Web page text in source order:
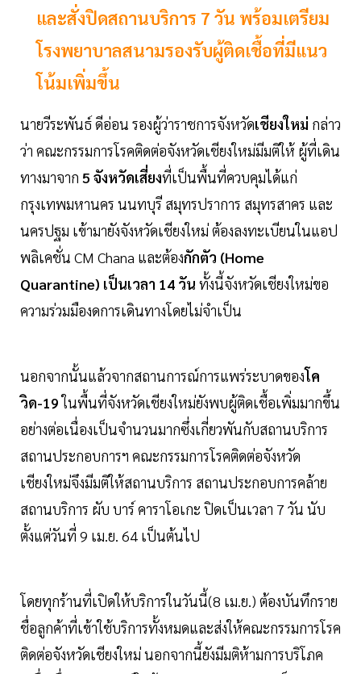
และสั่งปิดสถานบริการ 7 วัน พร้อมเตรียม
โรงพยาบาลสนามรองรับผู้ติดเชื้อที่มีแนว
โน้มเพิ่มขึ้น
นายวีระพันธ์ ดีอ่อน รองผู้ว่าราชการจังหวัดเชียงใหม่ กล่าว
ว่า คณะกรรมการโรคติดต่อจังหวัดเชียงใหม่มีมติให้ ผู้ที่เดิน
ทางมาจาก 5 จังหวัดเสี่ยงที่เป็นพื้นที่ควบคุมได้แก่
กรุงเทพมหานคร นนทบุรี สมุทรปราการ สมุทรสาคร และ
นครปฐม เข้ามายังจังหวัดเชียงใหม่ ต้องลงทะเบียนในแอป
พลิเคชั่น CM Chana และต้องกักตัว (Home
Quarantine) เป็นเวลา 14 วัน ทั้งนี้จังหวัดเชียงใหม่ขอ
ความร่วมมืองดการเดินทางโดยไม่จำเป็น
นอกจากนั้นแล้วจากสถานการณ์การแพร่ระบาดของโค
วิด-19ในพื้นที่จังหวัดเชียงใหม่ยังพบผู้ติดเชื้อเพิ่มมากขึ้น
อย่างต่อเนื่องเป็นจำนวนมากซึ่งเกี่ยวพันกับสถานบริการ
สถานประกอบการฯ คณะกรรมการโรคติดต่อจังหวัด
เชียงใหม่จึงมีมติให้สถานบริการ สถานประกอบการคล้าย
สถานบริการ ผับ บาร์ คาราโอเกะ ปิดเป็นเวลา 7 วัน นับ
ตั้งแต่วันที่ 9 เม.ย. 64 เป็นต้นไป
โดยทุกร้านที่เปิดให้บริการในวันนี้(8 เม.ย.) ต้องบันทึกราย
ชื่อลูกค้าที่เข้าใช้บริการทั้งหมดและส่งให้คณะกรรมการโรค
ติดต่อจังหวัดเชียงใหม่ นอกจากนี้ยังมีมติห้ามการบริโภค